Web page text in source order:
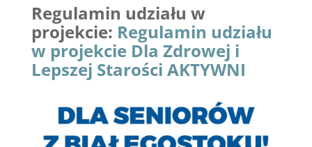
Regulamin udziału w
projekcie: Regulamin udziału
w projekcie Dla Zdrowej i
Lepszej Starości AKTYWNI